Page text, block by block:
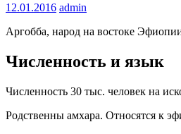
12.01.2016 admin
Аргобба, народ на востоке
Численность и язык
Численность 30 тыс. человек на
Родственны амхара. Относятся к